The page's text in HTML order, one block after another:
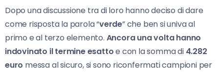
Dopo una discussione tra di loro hanno deciso di dare
come risposta la parola “verde” che ben si univa al
primo e al terzo elemento. Ancora una volta hanno
indovinato il termine esattoe con la somma di 4.282
euro messa al sicuro, si sono riconfermati campioni per